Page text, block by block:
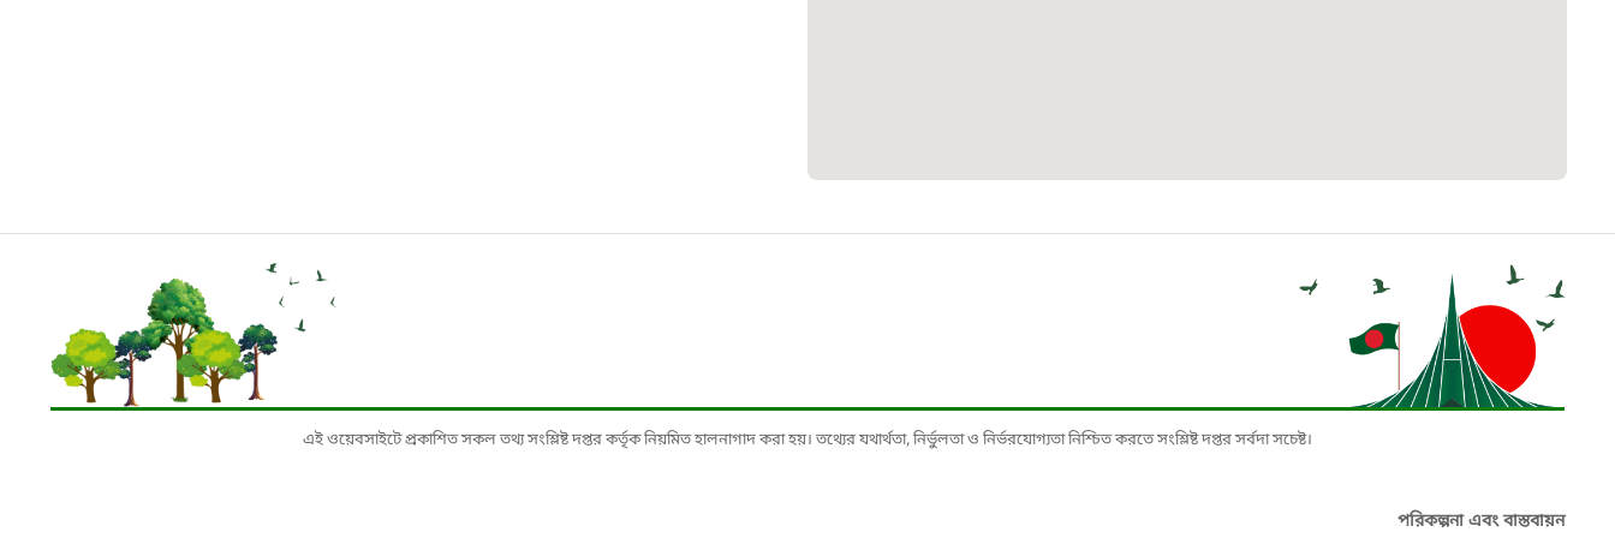
১৬১০৯
বাংলাদেশ কর্মচারী কল্যাণ বোর্ড হটলাইন
০১৯০৮৮৮৮৮৮৮
১৬১১৩
এই ওয়েবসাইটে প্রকাশিত সকল তথ্য সংশ্লিষ্ট দপ্তর কর্তৃক নিয়মিত হালনাগাদ করা হয়। তথ্যের যথার্থতা, নির্ভুলতা ও নির্ভরযোগ্যতা নিশ্চিত করতে সংশ্লিষ্ট দপ্তর সর্বদা সচেষ্ট।
পরিকল্পনা এবং বাস্তবায়ন